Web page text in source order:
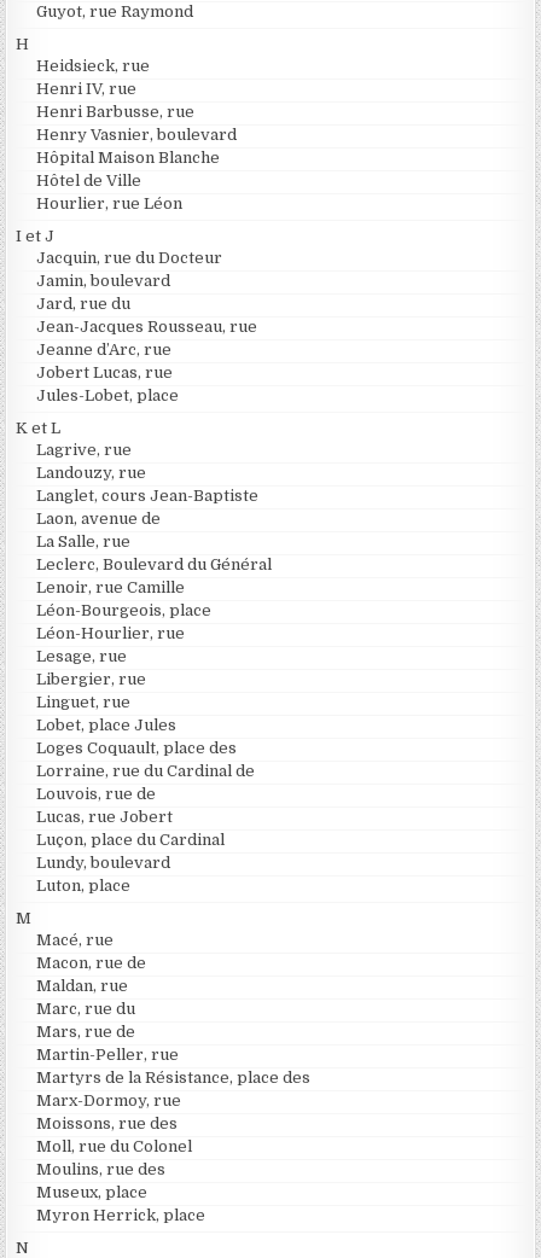
Guyot, rue Raymond
H
Heidsieck, rue
Henri IV, rue
Henri Barbusse, rue
Henry Vasnier, boulevard
Hôpital Maison Blanche
Hôtel de Ville
Hourlier, rue Léon
I et J
Jacquin, rue du Docteur
Jamin, boulevard
Jard, rue du
Jean-Jacques Rousseau, rue
Jeanne d’Arc, rue
Jobert Lucas, rue
Jules-Lobet, place
K et L
Lagrive, rue
Landouzy, rue
Langlet, cours Jean-Baptiste
Laon, avenue de
La Salle, rue
Leclerc, Boulevard du Général
Lenoir, rue Camille
Léon-Bourgeois, place
Léon-Hourlier, rue
Lesage, rue
Libergier, rue
Linguet, rue
Lobet, place Jules
Loges Coquault, place des
Lorraine, rue du Cardinal de
Louvois, rue de
Lucas, rue Jobert
Luçon, place du Cardinal
Lundy, boulevard
Luton, place
M
Macé, rue
Macon, rue de
Maldan, rue
Marc, rue du
Mars, rue de
Martin-Peller, rue
Martyrs de la Résistance, place des
Marx-Dormoy, rue
Moissons, rue des
Moll, rue du Colonel
Moulins, rue des
Museux, place
Myron Herrick, place
N